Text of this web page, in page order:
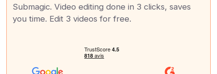
Submagic. Video editing done in 3 clicks, saves
you time. Edit 3 videos for free.